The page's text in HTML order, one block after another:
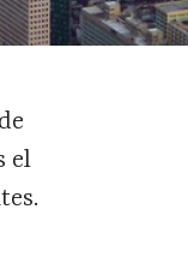
el